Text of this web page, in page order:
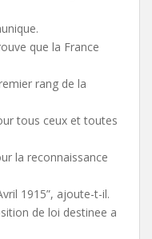
que la France
rang de la
tous ceux et toutes
la reconnaissance
1915”, ajoute-t-il.
de loi destinee a